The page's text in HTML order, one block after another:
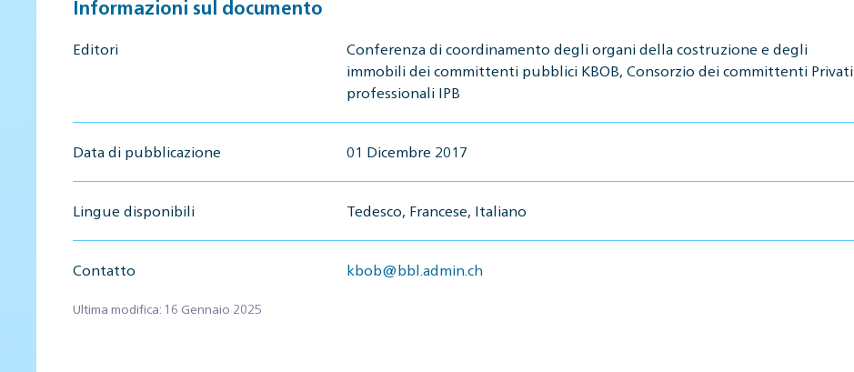
Informazioni sul documento
Editori
Conferenza di coordinamento degli organi della costruzione e degli
immobili dei committenti pubblici KBOB, Consorzio dei committenti Privati
professionali IPB
Data di pubblicazione 01 Dicembre 2017
Lingue disponibili Tedesco, Francese, Italiano
Contatto kbob@bbl.admin.ch
Ultima modifica: 16 Gennaio 2025